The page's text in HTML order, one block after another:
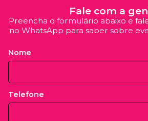
Fale com a
Preencha o formulário abaixo e
no WhatsApp para saber sobre
Nome
Telefone